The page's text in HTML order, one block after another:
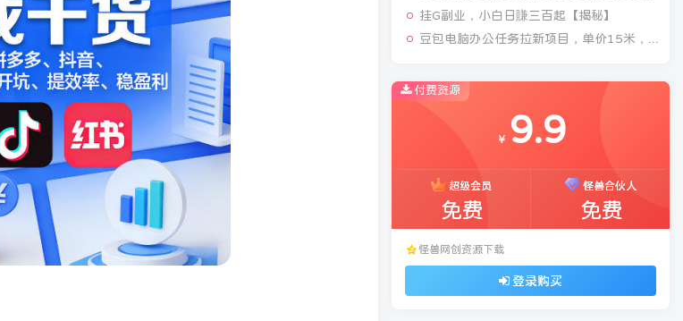
挂G副业，小白日賺三百起【揭秘】
付费资源
￥ 9.9
超级会员
免费
怪兽合伙人
免费
怪兽网创资源下载
登录购买